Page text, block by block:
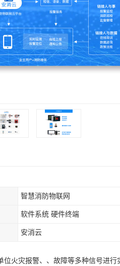
智慧消防物联网
软件系统 硬件终端
安消云
位火灾报警、、故障等多种信号进